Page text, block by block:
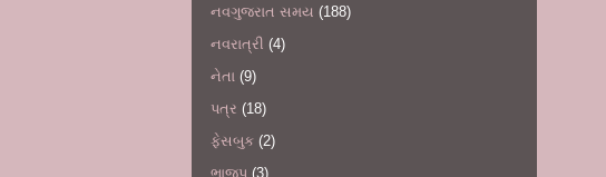
નવગુજરાત સમય (188)
નવરાત્રી (4)
નેતા (9)
પત્ર (18)
ફેસબુક (2)
ભાજપ (3)